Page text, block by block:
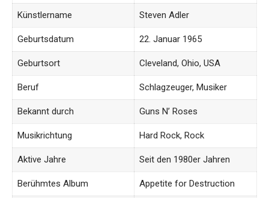
Künstlername Steven Adler
Geburtsdatum 22. Januar 1965
Geburtsort Cleveland, Ohio, USA
Beruf Schlagzeuger, Musiker
Bekannt durch Guns N’ Roses
Musikrichtung Hard Rock, Rock
Aktive Jahre Seit den 1980er Jahren
Berühmtes Album Appetite for Destruction